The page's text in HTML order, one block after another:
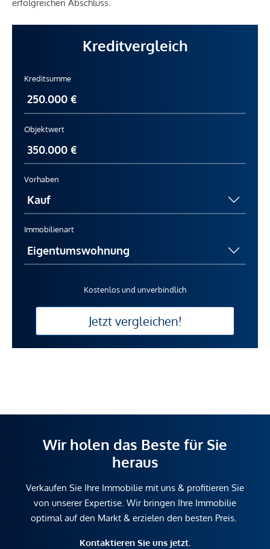
erfolgreichen Abschluss.
Kreditvergleich
Kreditsumme
Objektwert
Vorhaben
Immobilienart
Kostenlos und unverbindlich
Jetzt vergleichen!
Wir holen das Beste für Sie
heraus
Verkaufen Sie Ihre Immobilie mit uns & profitieren Sie
von unserer Expertise. Wir bringen Ihre Immobilie
optimal auf den Markt & erzielen den besten Preis.
Kontaktieren Sie uns jetzt.